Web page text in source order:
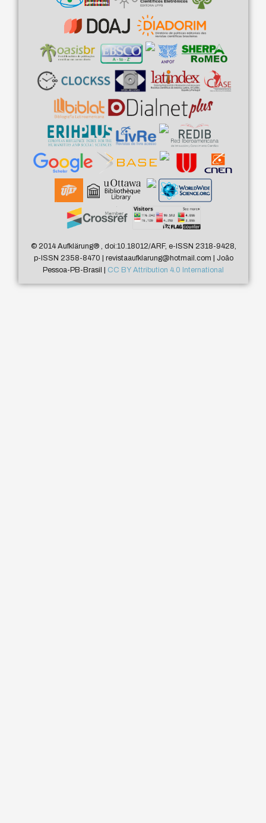
© 2014 Aufklärung®, doi:10.18012/ARF, e-ISSN 2318-9428,
p-ISSN 2358-8470 | revistaaufklarung@hotmail.com | João
Pessoa-PB-Brasil | CC BY Attribution 4.0 International